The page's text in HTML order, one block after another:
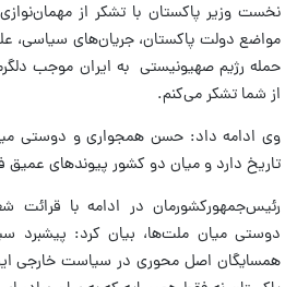
نخست وزیر پاکستان با تشکر از
مواضع دولت پاکستان، جریان‌های سیاسی،
حمله رژیم صهیونیستی به ایران موجب
از شما تشکر می‌کنم.
وی ادامه داد: حسن همجواری و دوستی
تاریخ دارد و میان دو کشور پیوندهای عمیق
رئیس‌جمهورکشورمان در ادامه با قرائت
دوستی میان ملت‌ها، بیان کرد: پیشبرد
همسایگان اصل محوری در سیاست خارجی